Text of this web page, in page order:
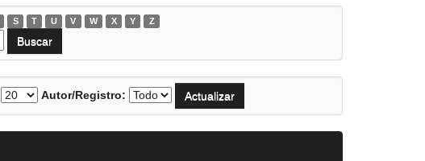
S T U V W X Y Z
Autor/Registro: